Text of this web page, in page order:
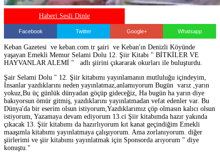
Haberi Sesli Dinle
Facebook Twitter Google+ Whatsapp
Keban Gazetesi ve keban.com.tr şairi ve Keban'ın Denizli Köyünde
yaşayan Emekli Memur Selami Dolu 12. Şiir Kitabı " BİTKİLER VE
HAYVANLAR ALEMİ " adlı şiirini çıkararak okurları ile buluşturdu.
Şair Selami Dolu " 12. Şiir kitabımı yayınlamanın mutluluğu içindeyim,
İnsanlar yazdıklarını neden yayınlatmaz,anlamıyorum Bugün varız ,yarın
yokuz,Bu üç günlük dünyadan göçüp gideceğiz, Ha bugün ha yarın diye
bakıyorsun ömür gitmiş, yazdıklarını yayınlatmadan vefat edenler var. Bu
Dünya'da bir eserim olsun istiyorum,Yazdıklarımız çöp olmasın kalıcı olsun
istiyorum, Yazamaya devam ediyorum 13.ci Şiir kitabımda hazır yakında
çıkacak 13. Şiir kitabımı da hazırlıyorum kıt kanat geçindiğim Emekli
maaşımla kitabımı yayınlatmaya çalışıyorum. Ama zorlanıyorum. diğer
şiirlerimi ve şiir kitabımı yayınlatmak için Sponsorda arıyorum " diye
konuştu."